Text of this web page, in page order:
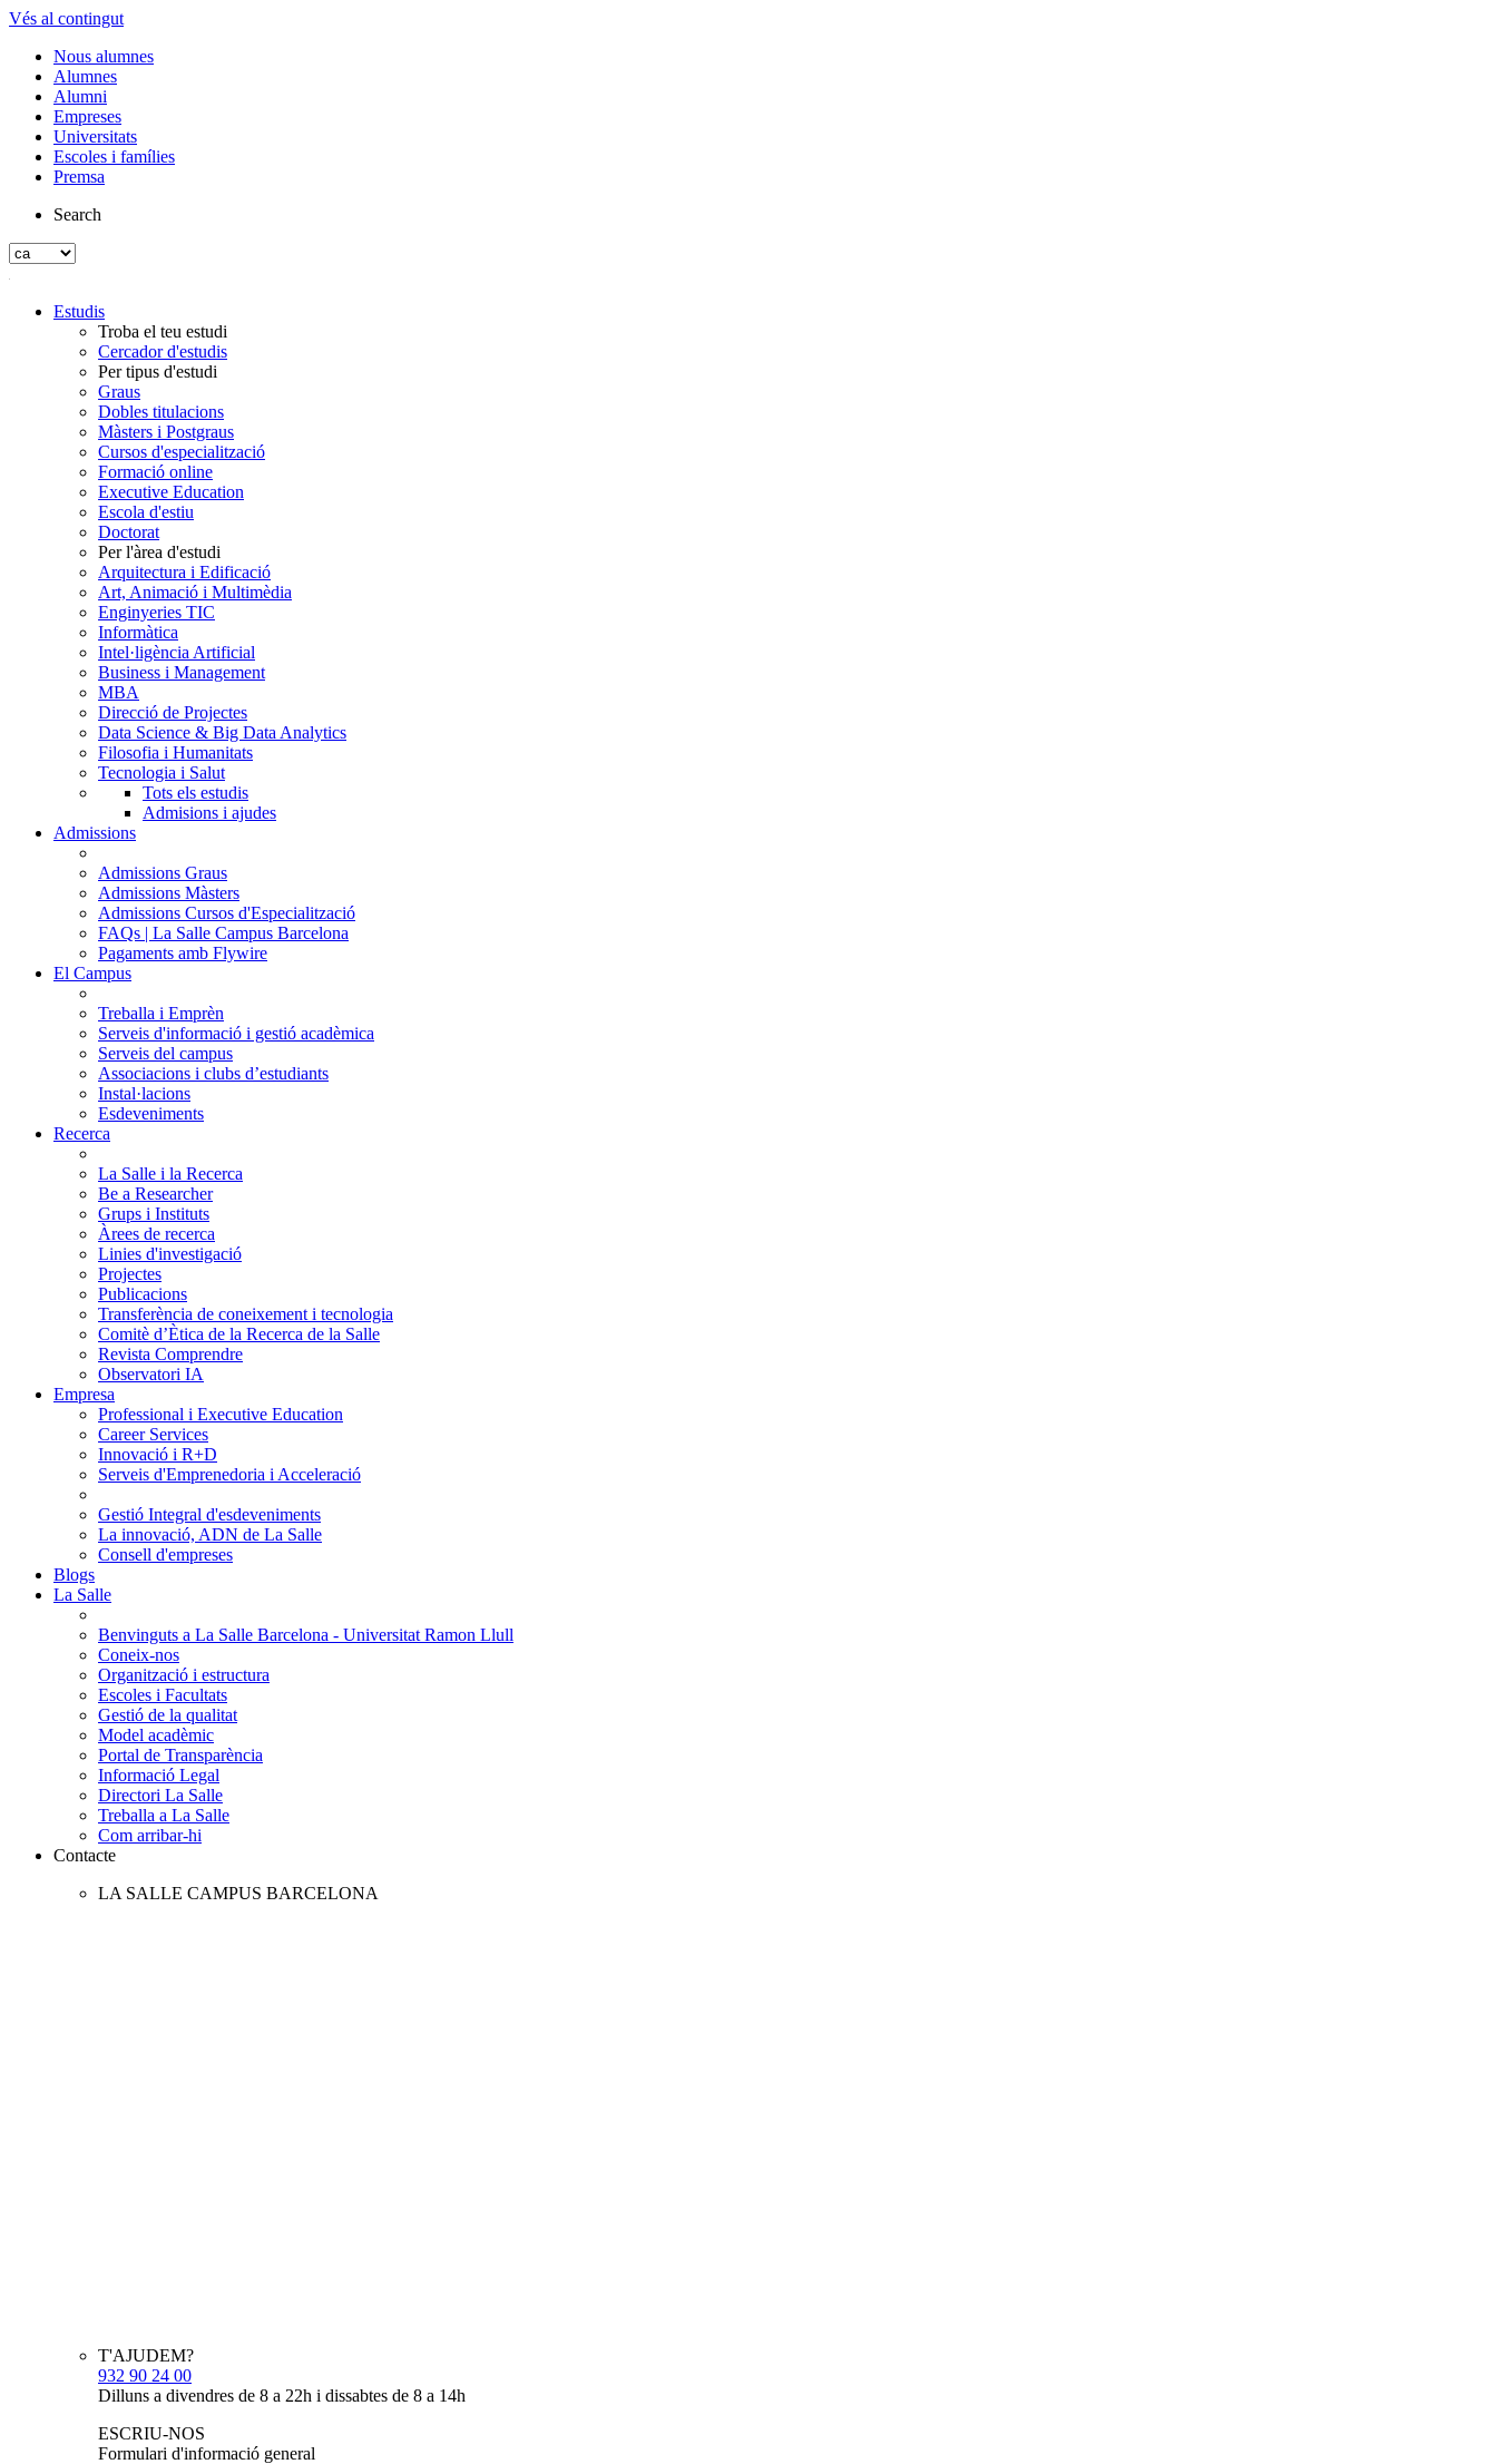
Vés al contingut
Nous alumnes
Alumnes
Alumni
Empreses
Universitats
Escoles i famílies
Premsa
Search
Estudis
Troba el teu estudi
Cercador d'estudis
Per tipus d'estudi
Graus
Dobles titulacions
Màsters i Postgraus
Cursos d'especialització
Formació online
Executive Education
Escola d'estiu
Doctorat
Per l'àrea d'estudi
Arquitectura i Edificació
Art, Animació i Multimèdia
Enginyeries TIC
Informàtica
Intel·ligència Artificial
Business i Management
MBA
Direcció de Projectes
Data Science & Big Data Analytics
Filosofia i Humanitats
Tecnologia i Salut
Tots els estudis
Admisions i ajudes
Admissions
Admissions Graus
Admissions Màsters
Admissions Cursos d'Especialització
FAQs | La Salle Campus Barcelona
Pagaments amb Flywire
El Campus
Treballa i Emprèn
Serveis d'informació i gestió acadèmica
Serveis del campus
Associacions i clubs d’estudiants
Instal·lacions
Esdeveniments
Recerca
La Salle i la Recerca
Be a Researcher
Grups i Instituts
Àrees de recerca
Linies d'investigació
Projectes
Publicacions
Transferència de coneixement i tecnologia
Comitè d’Ètica de la Recerca de la Salle
Revista Comprendre
Observatori IA
Empresa
Professional i Executive Education
Career Services
Innovació i R+D
Serveis d'Emprenedoria i Acceleració
Gestió Integral d'esdeveniments
La innovació, ADN de La Salle
Consell d'empreses
Blogs
La Salle
Benvinguts a La Salle Barcelona - Universitat Ramon Llull
Coneix-nos
Organització i estructura
Escoles i Facultats
Gestió de la qualitat
Model acadèmic
Portal de Transparència
Informació Legal
Directori La Salle
Treballa a La Salle
Com arribar-hi
Contacte
LA SALLE CAMPUS BARCELONA
T'AJUDEM?
932 90 24 00
Dilluns a divendres de 8 a 22h i dissabtes de 8 a 14h
ESCRIU-NOS
Formulari d'informació general